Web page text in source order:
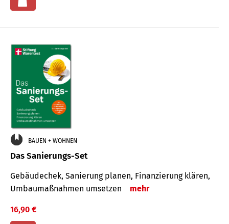
BAUEN + WOHNEN
Das Sanierungs-Set
Gebäudechek, Sanierung planen, Finanzierung klären,
Umbaumaßnahmen umsetzen
mehr
16,90 €